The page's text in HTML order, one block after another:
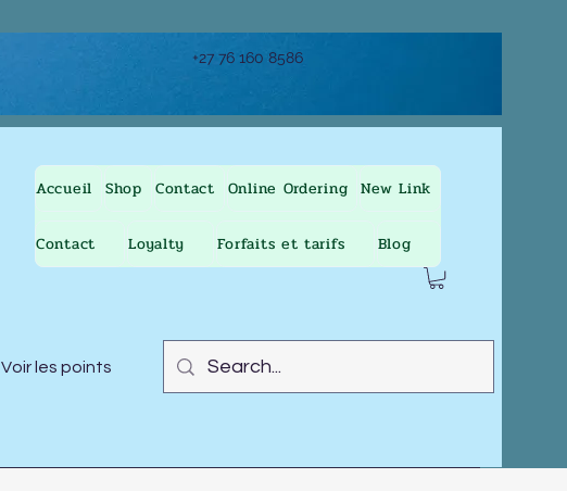
+27 76 160 8586
Accueil Shop Contact Online Ordering New Link
Contact Loyalty Forfaits et tarifs Blog
Voir les points